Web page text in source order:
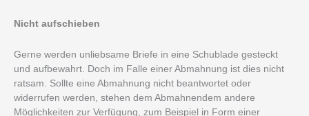
Nicht aufschieben
Gerne werden unliebsame Briefe in eine Schublade gesteckt
und aufbewahrt. Doch im Falle einer Abmahnung ist dies nicht
ratsam. Sollte eine Abmahnung nicht beantwortet oder
widerrufen werden, stehen dem Abmahnendem andere
Möglichkeiten zur Verfügung, zum Beispiel in Form einer